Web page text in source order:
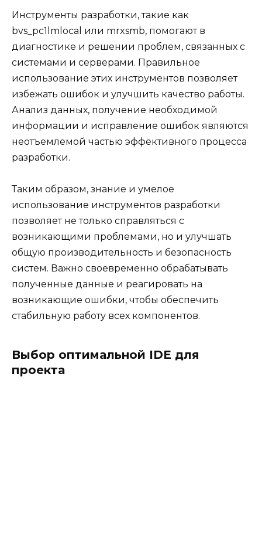
Инструменты разработки, такие как
bvs_pc1lmlocal или mrxsmb, помогают в
диагностике и решении проблем, связанных с
системами и серверами. Правильное
использование этих инструментов позволяет
избежать ошибок и улучшить качество работы.
Анализ данных, получение необходимой
информации и исправление ошибок являются
неотъемлемой частью эффективного процесса
разработки.
Таким образом, знание и умелое
использование инструментов разработки
позволяет не только справляться с
возникающими проблемами, но и улучшать
общую производительность и безопасность
систем. Важно своевременно обрабатывать
полученные данные и реагировать на
возникающие ошибки, чтобы обеспечить
стабильную работу всех компонентов.
Выбор оптимальной IDE для
проекта